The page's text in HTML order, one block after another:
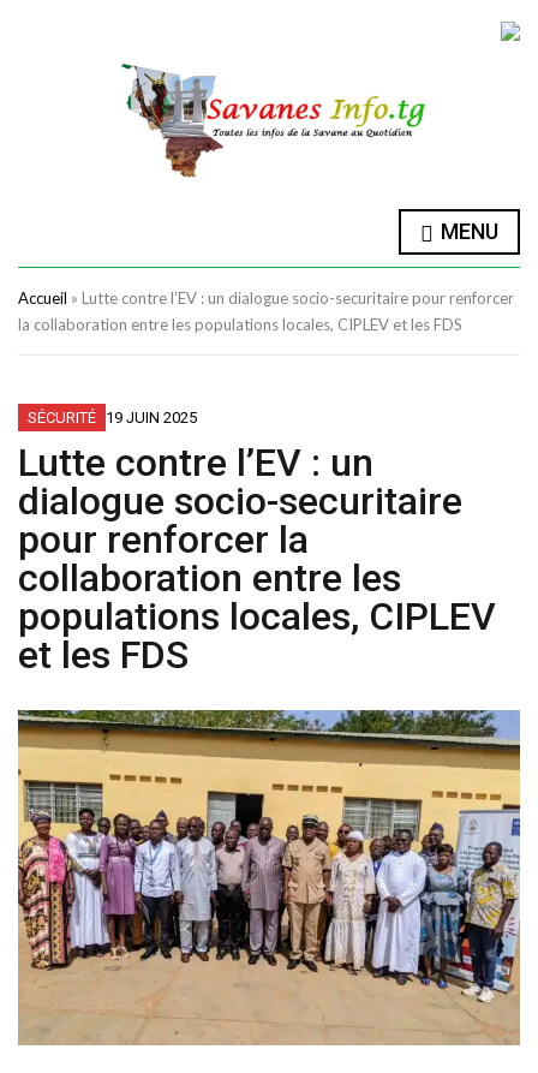
MENU
Accueil » Lutte contre l’EV : un dialogue socio-securitaire pour renforcer
la collaboration entre les populations locales, CIPLEV et les FDS
SÉCURITÉ 19 JUIN 2025
Lutte contre l’EV : un
dialogue socio-securitaire
pour renforcer la
collaboration entre les
populations locales, CIPLEV
et les FDS